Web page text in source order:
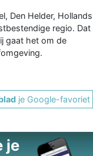
Den Helder, Hollands
regio. Dat
gaat het om de
je Google-favoriet
je